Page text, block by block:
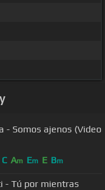
- Somos ajenos (Video
C Am Em E Bm
- Tú por mientras